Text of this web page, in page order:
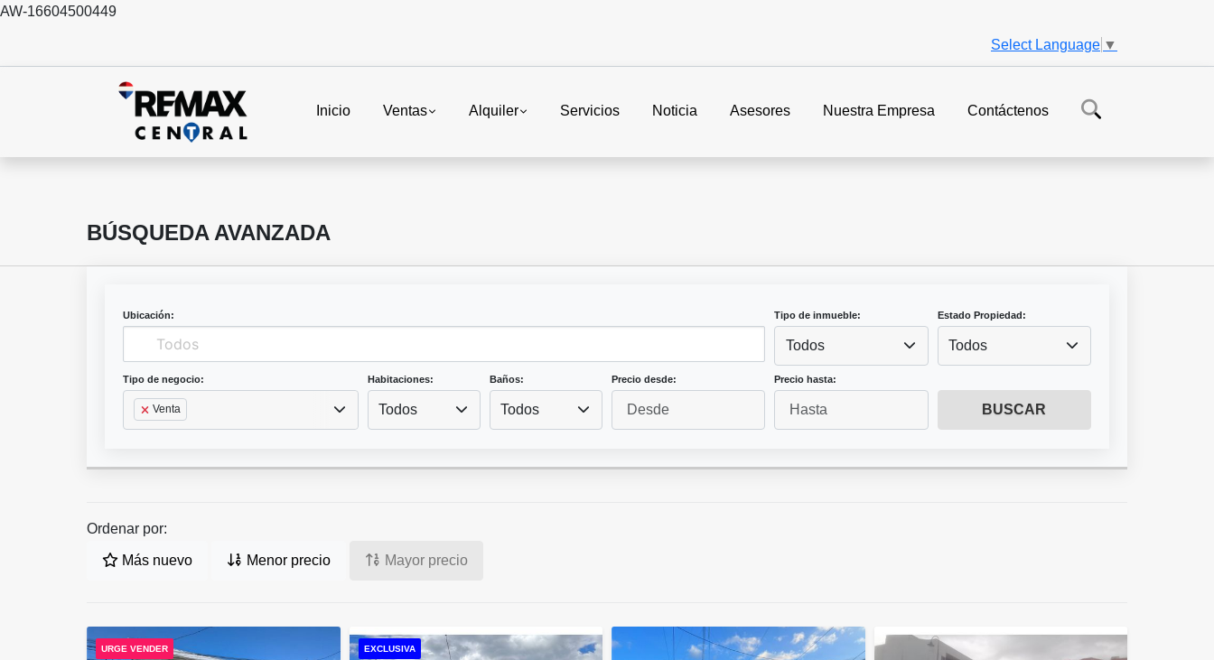
AW-16604500449
Select Language ▼
Inicio Ventas Alquiler Servicios Noticia Asesores Nuestra Empresa Contáctenos
BÚSQUEDA AVANZADA
Ubicación: Tipo de inmueble:
Todos
Estado Propiedad:
Todos
Tipo de negocio:
Venta
Habitaciones:
Todos
Baños:
Todos
Precio desde: Precio hasta:
BUSCAR
Ordenar por:
Más nuevo Menor precio Mayor precio
URGE VENDER EXCLUSIVA